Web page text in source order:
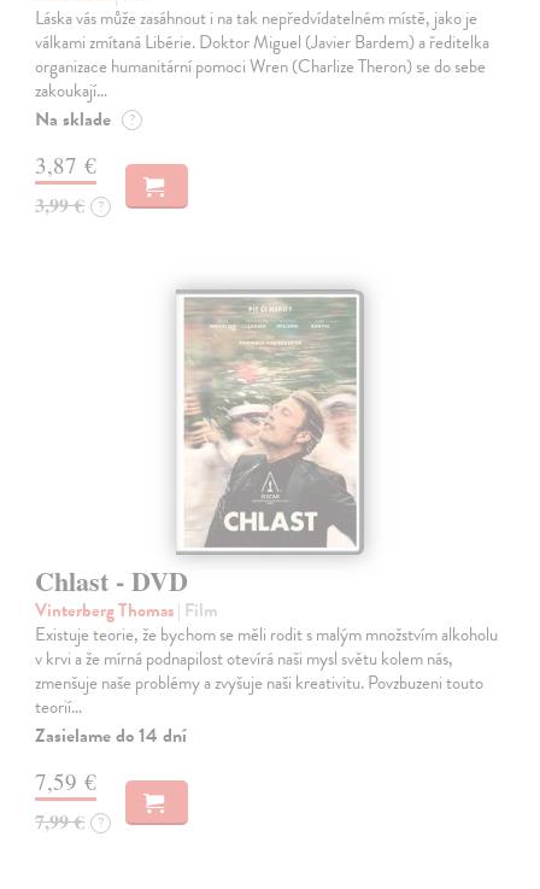
Láska vás může zasáhnout i na tak nepředvídatelném místě, jako je
válkami zmítaná Libérie. Doktor Miguel (Javier Bardem) a ředitelka
organizace humanitární pomoci Wren (Charlize Theron) se do sebe
zakoukají…
Na sklade ?
3,87 €
3,99 € ?
Chlast - DVD
Vinterberg Thomas| Film
Existuje teorie, že bychom se měli rodit s malým množstvím alkoholu
v krvi a že mírná podnapilost otevírá naši mysl světu kolem nás,
zmenšuje naše problémy a zvyšuje naši kreativitu. Povzbuzeni touto
teorií…
Zasielame do 14 dní
7,59 €
7,99 € ?